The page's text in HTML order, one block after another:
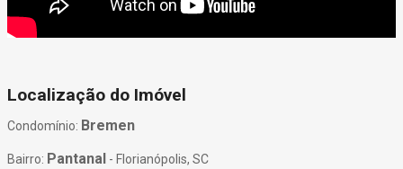
Localização do Imóvel
Condomínio: Bremen
Bairro: Pantanal - Florianópolis, SC